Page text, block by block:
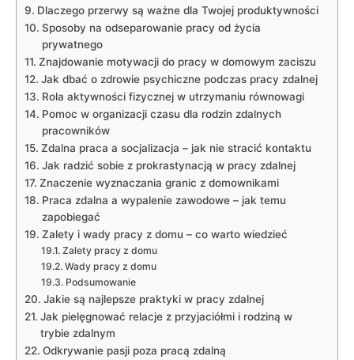
Dlaczego przerwy są ważne dla Twojej produktywności
Sposoby na odseparowanie‌ pracy od życia
prywatnego
Znajdowanie‍ motywacji do⁤ pracy ⁢w domowym zaciszu
Jak dbać ‌o zdrowie psychiczne podczas pracy⁢ zdalnej
Rola aktywności fizycznej w ‍utrzymaniu równowagi
Pomoc ‍w organizacji czasu dla ⁤rodzin zdalnych
‌pracowników
Zdalna praca a socjalizacja‍ – ​jak nie stracić​ kontaktu
Jak‌ radzić sobie z prokrastynacją w​ pracy zdalnej
Znaczenie wyznaczania granic ‍z domownikami
Praca zdalna a wypalenie zawodowe –⁤ jak temu‍
zapobiegać
Zalety i wady ‌pracy⁣ z‍ domu⁣ – co warto wiedzieć
Zalety pracy‍ z domu
Wady ‌pracy z domu
Podsumowanie
Jakie są najlepsze praktyki w pracy zdalnej
Jak ⁤pielęgnować relacje ‌z przyjaciółmi‍ i rodziną w
trybie zdalnym
Odkrywanie pasji poza‌ pracą zdalną